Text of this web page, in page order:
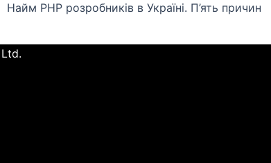
Найм PHP розробників в Україні. П’ять причин